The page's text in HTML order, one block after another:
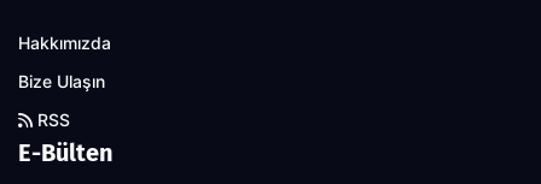
Hakkımızda
Bize Ulaşın
RSS
E-Bülten